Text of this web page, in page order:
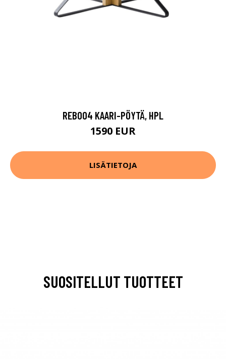
REB004 KAARI-PÖYTÄ, HPL
1590 EUR
LISÄTIETOJA
SUOSITELLUT TUOTTEET